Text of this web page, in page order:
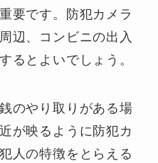
要です。防犯カメラ
辺、コンビニの出入
るとよいでしょう。
のやり取りがある場
が映るように防犯カ
人の特徴をとらえる